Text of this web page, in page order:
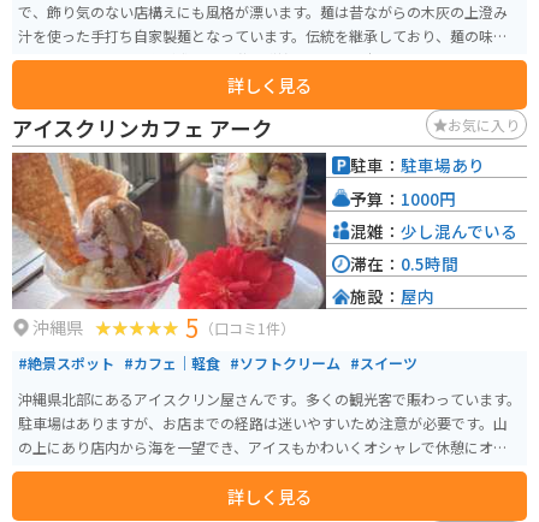
で、飾り気のない店構えにも風格が漂います。麺は昔ながらの木灰の上澄み
汁を使った手打ち自家製麺となっています。伝統を継承しており、麺の味に
も注目です。カツオ漁が盛んな魚港に隣接しており、本場カツオだしも逸
品、そばとジューシーのセットもオススメです。
詳しく見る
アイスクリンカフェ アーク お気に入り
沖縄県 5 （口コミ1件）
#絶景スポット #カフェ｜軽食 #ソフトクリーム #スイーツ
沖縄県北部にあるアイスクリン屋さんです。多くの観光客で賑わっています。
駐車場はありますが、お店までの経路は迷いやすいため注意が必要です。山
の上にあり店内から海を一望でき、アイスもかわいくオシャレで休憩にオス
スメです。
詳しく見る
駐車： 駐車場あり
予算： 1000円
混雑： 少し混んでいる
滞在： 0.5時間
施設： 屋内